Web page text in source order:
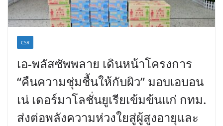
CSR
เอ-พลัสซัพพลาย เดินหน้าโครงการ
“คืนความชุ่มชื้นให้กับผิว” มอบเอบอน
เน่ เดอร์มาโลชั่นยูเรียเข้มข้นแก่ กทม.
ส่งต่อพลังความห่วงใยสู่ผู้สูงอายุและ